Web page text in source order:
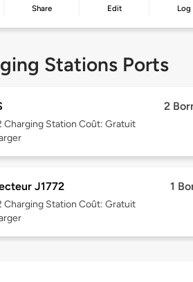
Share Edit Log
Stations Ports
2
Charging Station Coût: Gratuit
J1772 1
Charging Station Coût: Gratuit